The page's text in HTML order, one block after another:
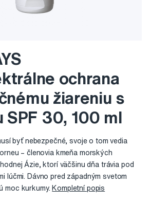
ochrana
žiareniu s
SPF 30, 100 ml
byť nebezpečné, svoje o tom vedia
– členovia kmeňa morských
Ázie, ktorí väčšinu dňa trávia pod
lúčmi. Dávno pred západným svetom
moc kurkumy. Kompletní popis